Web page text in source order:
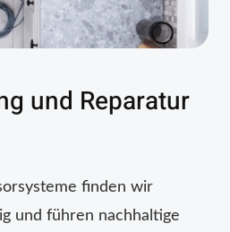
und Reparatur
finden wir
und führen nachhaltige